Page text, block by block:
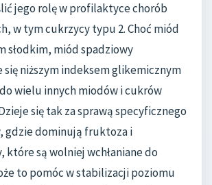
jego rolę w profilaktyce chorób
w tym cukrzycy typu 2. Choć miód
słodkim, miód spadziowy
niższym indeksem glikemicznym
wielu innych miodów i cukrów
się tak za sprawą specyficznego
gdzie dominują fruktoza i
które są wolniej wchłaniane do
to pomóc w stabilizacji poziomu